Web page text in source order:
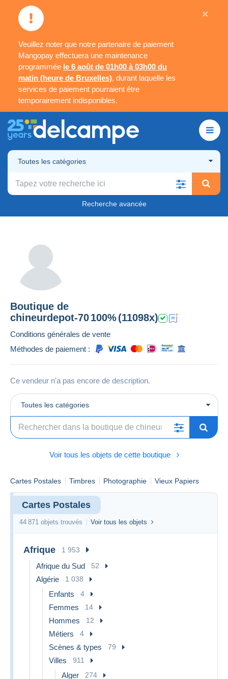
Veuillez noter que notre partenaire de paiement
Mangopay effectuera une maintenance
programmée le 6 août de 01h00 à 03h00 du
matin (heure de Bruxelles), durant laquelle les
services de paiement pourraient être
temporairement indisponibles.
×
Toutes les catégories
Recherche avancée
Boutique de
chineurdepot-70100%(11098x)
Conditions générales de vente
Méthodes de paiement :
Ce vendeur n'a pas encore de description.
Toutes les catégories
Voir tous les objets de cette boutique
Cartes Postales Timbres Photographie Vieux Papiers
Cartes Postales
44 871 objets trouvés Voir tous les objets
Afrique 1 953
Afrique du Sud 52
Algérie 1 038
Enfants 4
Femmes 14
Hommes 12
Métiers 4
Scènes & types 79
Villes 911
Alger 274